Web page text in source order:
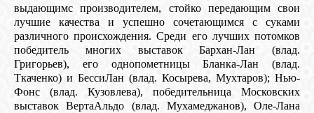
выдающимс производителем, стойко передающим свои
лучшие качества и успешно сочетающимся с суками
различного происхождения. Среди его лучших потомков
победитель многих выставок Бархан-Лан (влад.
Григорьев), его однопометницы Бланка-Лан (влад.
Ткаченко) и БессиЛан (влад. Косырева, Мухтаров); Нью-
Фонс (влад. Кузовлева), победительница Московских
выставок ВертаАльдо (влад. Мухамеджанов), Оле-Лана